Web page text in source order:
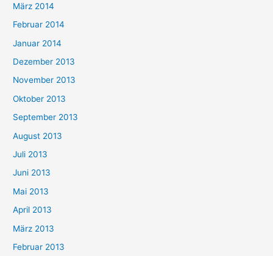
März 2014
Februar 2014
Januar 2014
Dezember 2013
November 2013
Oktober 2013
September 2013
August 2013
Juli 2013
Juni 2013
Mai 2013
April 2013
März 2013
Februar 2013